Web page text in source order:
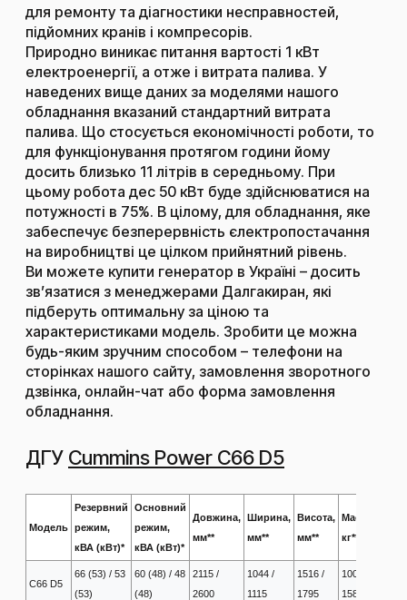
для ремонту та діагностики несправностей,
підйомних кранів і компресорів.
Природно виникає питання вартості 1 кВт
електроенергії, а отже і витрата палива. У
наведених вище даних за моделями нашого
обладнання вказаний стандартний витрата
палива. Що стосується економічності роботи, то
для функціонування протягом години йому
досить близько 11 літрів в середньому. При
цьому робота дес 50 кВт буде здійснюватися на
потужності в 75%. В цілому, для обладнання, яке
забеспечує безперервність єлектропостачання
на виробництві це цілком прийнятний рівень.
Ви можете купити генератор в Україні – досить
зв’язатися з менеджерами Далгакиран, які
підберуть оптимальну за ціною та
характеристиками модель. Зробити це можна
будь-яким зручним способом – телефони на
сторінках нашого сайту, замовлення зворотного
дзвінка, онлайн-чат або форма замовлення
обладнання.
ДГУ Cummins Power C66 D5
Модель
Резервний
режим,
кВА (кВт)*
Основний
режим,
кВА (кВт)*
Довжина,
мм**
Ширина,
мм**
Висота,
мм**
Маса,
кг**
C66 D5
66 (53) / 53
(53)
60 (48) / 48
(48)
2115 /
2600
1044 /
1115
1516 /
1795
1005 /
1585